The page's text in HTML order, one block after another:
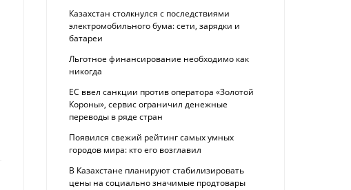
Казахстан столкнулся с последствиями
электромобильного бума: сети, зарядки и
батареи
Льготное финансирование необходимо как
никогда
ЕС ввел санкции против оператора «Золотой
Короны», сервис ограничил денежные
переводы в ряде стран
Появился свежий рейтинг самых умных
городов мира: кто его возглавил
В Казахстане планируют стабилизировать
цены на социально значимые продтовары